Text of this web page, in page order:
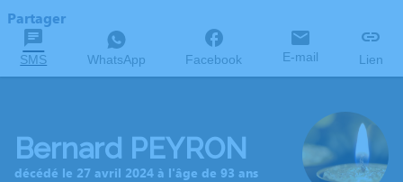
Partager
SMS WhatsApp Facebook E-mail Lien
Bernard PEYRON
décédé le 27 avril 2024 à l'âge de 93 ans